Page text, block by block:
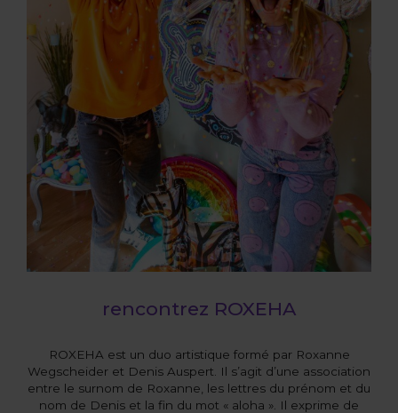
rencontrez ROXEHA
ROXEHA est un duo artistique formé par Roxanne
Wegscheider et Denis Auspert. Il s’agit d’une association
entre le surnom de Roxanne, les lettres du prénom et du
nom de Denis et la fin du mot « aloha ». Il exprime de